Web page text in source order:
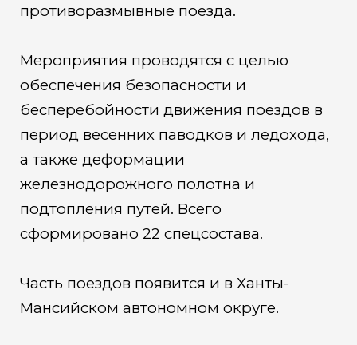
противоразмывные поезда.
Мероприятия проводятся с целью
обеспечения безопасности и
бесперебойности движения поездов в
период весенних паводков и ледохода,
а также деформации
железнодорожного полотна и
подтопления путей. Всего
сформировано 22 спецсостава.
Часть поездов появится и в Ханты-
Мансийском автономном округе.